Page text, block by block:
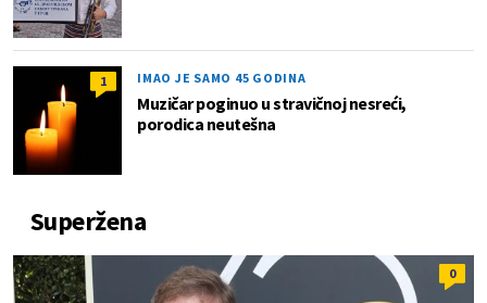
1 IMAO JE SAMO 45 GODINA
Muzičar poginuo u stravičnoj nesreći,
porodica neutešna
Superžena
0